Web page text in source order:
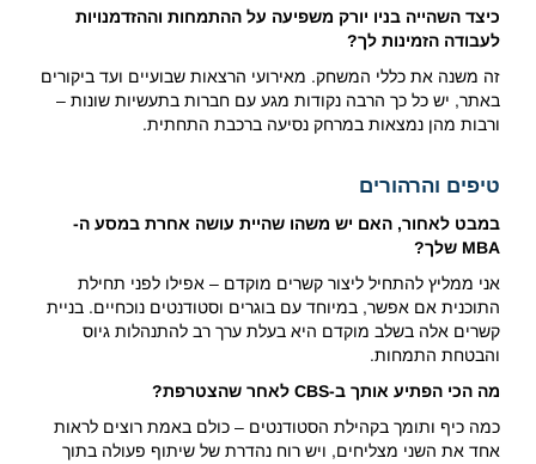
כיצד השהייה בניו יורק משפיעה על ההתמחות וההזדמנויות
לעבודה הזמינות לך?
זה משנה את כללי המשחק. מאירועי הרצאות שבועיים ועד ביקורים
באתר, יש כל כך הרבה נקודות מגע עם חברות בתעשיות שונות –
ורבות מהן נמצאות במרחק נסיעה ברכבת התחתית.
טיפים והרהורים
במבט לאחור, האם יש משהו שהיית עושה אחרת במסע ה-
MBA שלך?
אני ממליץ להתחיל ליצור קשרים מוקדם – אפילו לפני תחילת
התוכנית אם אפשר, במיוחד עם בוגרים וסטודנטים נוכחיים. בניית
קשרים אלה בשלב מוקדם היא בעלת ערך רב להתנהלות גיוס
והבטחת התמחות.
מה הכי הפתיע אותך ב-CBS לאחר שהצטרפת?
כמה כיף ותומך בקהילת הסטודנטים – כולם באמת רוצים לראות
אחד את השני מצליחים, ויש רוח נהדרת של שיתוף פעולה בתוך